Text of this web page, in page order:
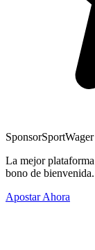
SponsorSportWager
La mejor
bono de bienvenida.
Apostar Ahora